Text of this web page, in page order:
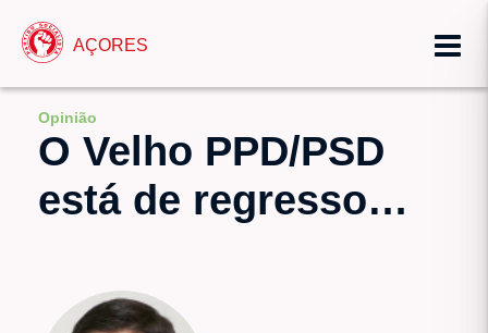
AÇORES
Opinião
O Velho PPD/PSD
está de regresso…